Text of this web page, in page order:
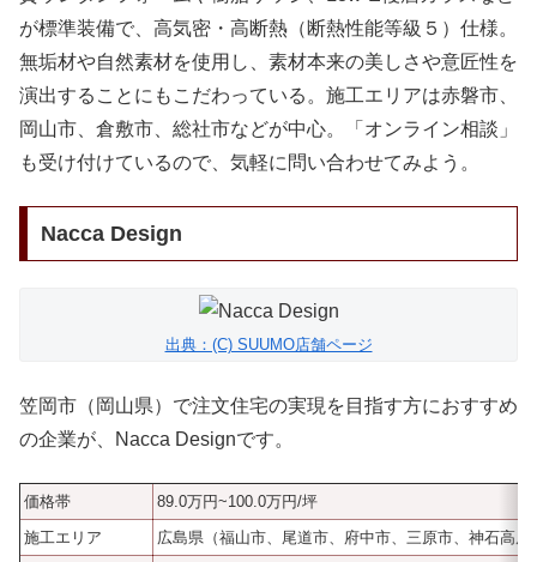
が標準装備で、高気密・高断熱（断熱性能等級５）仕様。
無垢材や自然素材を使用し、素材本来の美しさや意匠性を
演出することにもこだわっている。施工エリアは赤磐市、
岡山市、倉敷市、総社市などが中心。「オンライン相談」
も受け付けているので、気軽に問い合わせてみよう。
Nacca Design
出典：(C) SUUMO店舗ページ
笠岡市（岡山県）で注文住宅の実現を目指す方におすすめ
の企業が、Nacca Designです。
価格帯
89.0万円~100.0万円/坪
施工エリア
広島県（福山市、尾道市、府中市、三原市、神石高